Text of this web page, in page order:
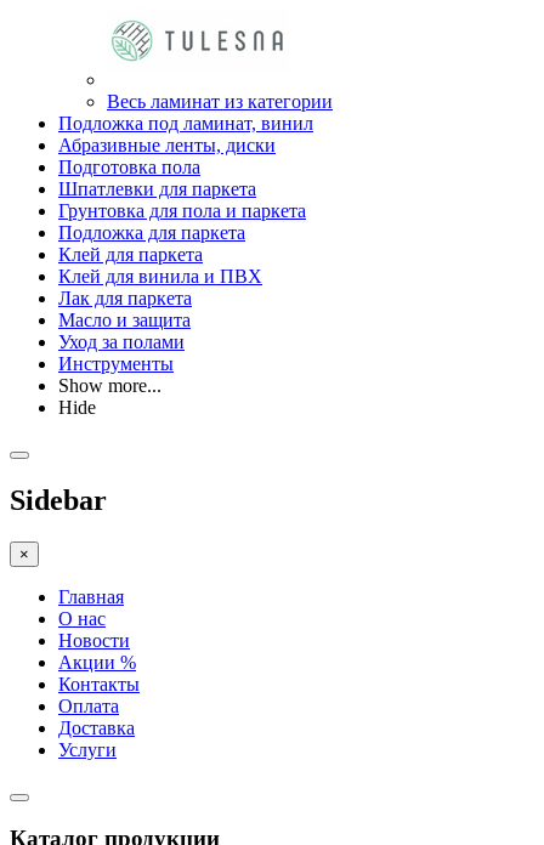
Весь ламинат из категории
Подложка под ламинат, винил
Абразивные ленты, диски
Подготовка пола
Шпатлевки для паркета
Грунтовка для пола и паркета
Подложка для паркета
Клей для паркета
Клей для винила и ПВХ
Лак для паркета
Масло и защита
Уход за полами
Инструменты
Show more...
Hide
Sidebar
×
Главная
О нас
Новости
Акции %
Контакты
Оплата
Доставка
Услуги
Каталог продукции